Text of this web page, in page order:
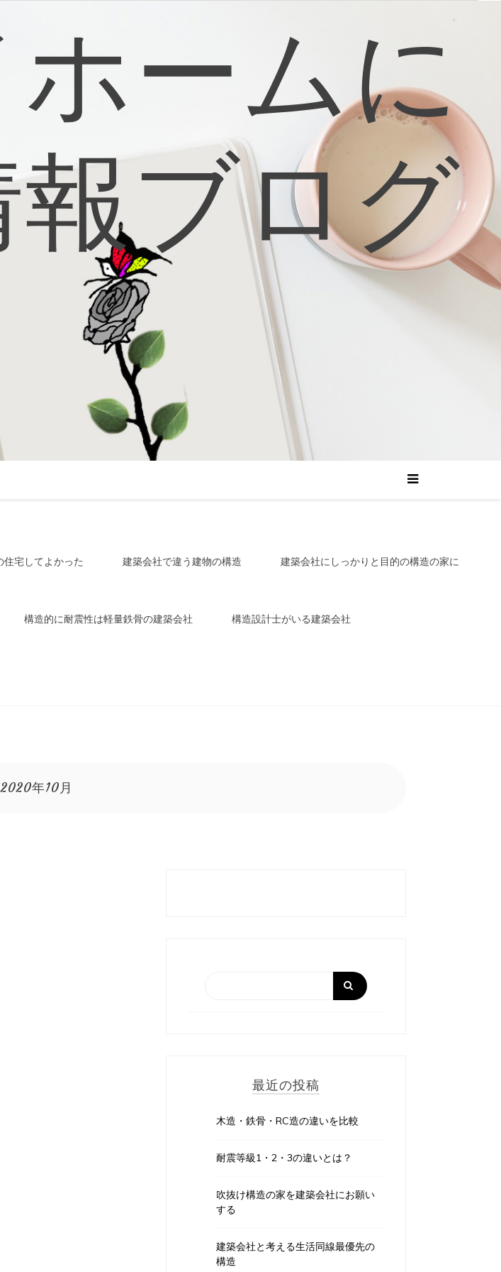
ームに
ブログ
宅してよかった 建築会社で違う建物の構造 建築会社にしっかりと目的の構造の家に
構造的に耐震性は軽量鉄骨の建築会社 構造設計士がいる建築会社
2020年10月
最近の投稿
木造・鉄骨・RC造の違いを比較
耐震等級1・2・3の違いとは？
吹抜け構造の家を建築会社にお願い
する
建築会社と考える生活同線最優先の
構造